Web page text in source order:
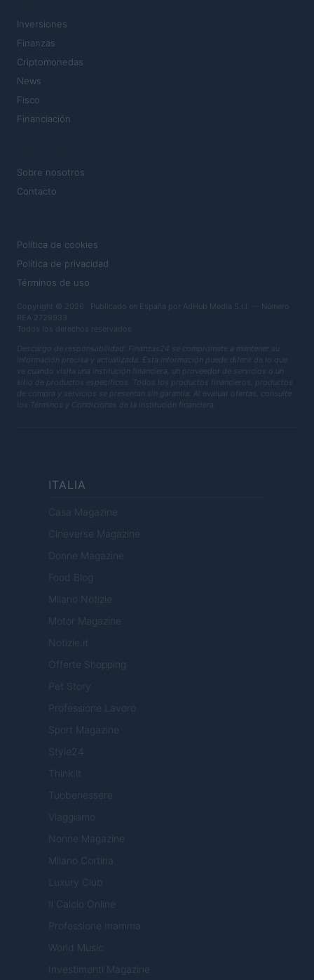
Inversiones
Finanzas
Criptomonedas
News
Fisco
Financiación
Sobre nosotros
Contacto
Política de cookies
Política de privacidad
Términos de uso
Copyright © 2026 · Publicado en España por AdHub Media S.r.l. — Número
REA 2729933
Todos los derechos reservados
Descargo de responsabilidad: Finanzas24 se compromete a mantener su
información precisa y actualizada. Esta información puede diferir de lo que
ve cuando visita una institución financiera, un proveedor de servicios o un
sitio de productos específicos. Todos los productos financieros, productos
de compra y servicios se presentan sin garantía. Al evaluar ofertas, consulte
los Términos y Condiciones de la institución financiera.
ITALIA
Casa Magazine
Cineverse Magazine
Donne Magazine
Food Blog
Milano Notizie
Motor Magazine
Notizie.it
Offerte Shopping
Pet Story
Professione Lavoro
Sport Magazine
Style24
Think.it
Tuobenessere
Viaggiamo
Nonne Magazine
Milano Cortina
Luxury Club
Il Calcio Online
Professione mamma
World Music
Investimenti Magazine